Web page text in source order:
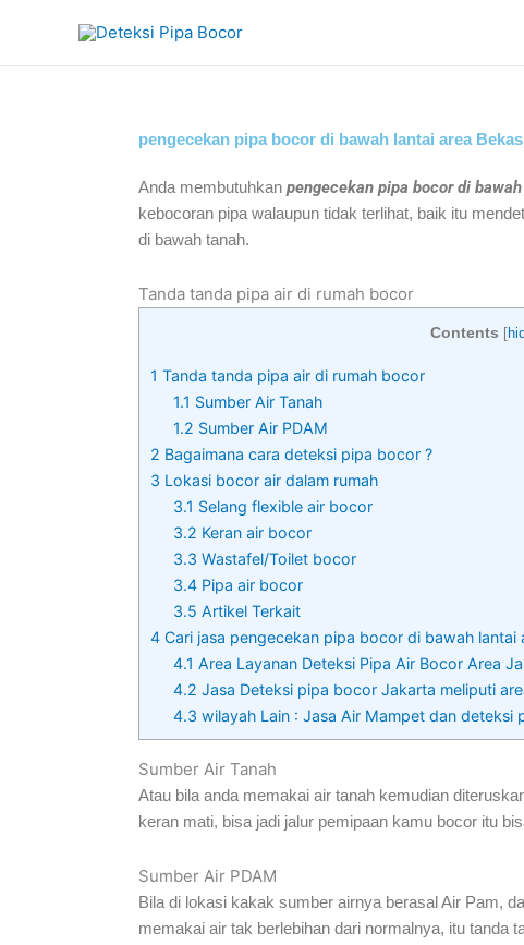
content
pengecekan pipa bocor di bawah lantai area
Anda membutuhkan pengecekan pipa bocor di
kebocoran pipa walaupun tidak terlihat, baik itu
di bawah tanah.
Tanda tanda pipa air di rumah bocor
Contents [
1 Tanda tanda pipa air di rumah bocor
1.1 Sumber Air Tanah
1.2 Sumber Air PDAM
2 Bagaimana cara deteksi pipa bocor ?
3 Lokasi bocor air dalam rumah
3.1 Selang flexible air bocor
3.2 Keran air bocor
3.3 Wastafel/Toilet bocor
3.4 Pipa air bocor
3.5 Artikel Terkait
4 Cari jasa pengecekan pipa bocor di bawah lantai
4.1 Area Layanan Deteksi Pipa Air Bocor Area
4.2 Jasa Deteksi pipa bocor Jakarta meliputi
4.3 wilayah Lain : Jasa Air Mampet dan deteksi
Sumber Air Tanah
Atau bila anda memakai air tanah kemudian
keran mati, bisa jadi jalur pemipaan kamu bocor itu
Sumber Air PDAM
Bila di lokasi kakak sumber airnya berasal Air Pam,
memakai air tak berlebihan dari normalnya, itu tanda